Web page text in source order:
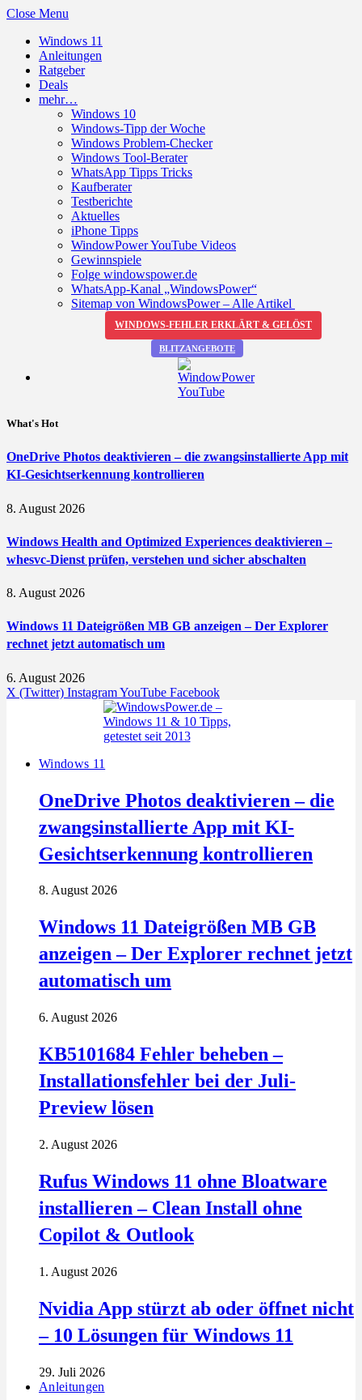
Close Menu
Windows 11
Anleitungen
Ratgeber
Deals
mehr…
Windows 10
Windows-Tipp der Woche
Windows Problem-Checker
Windows Tool-Berater
WhatsApp Tipps Tricks
Kaufberater
Testberichte
Aktuelles
iPhone Tipps
WindowPower YouTube Videos
Gewinnspiele
Folge windowspower.de
WhatsApp-Kanal „WindowsPower“
Sitemap von WindowsPower – Alle Artikel
WINDOWS-FEHLER ERKLÄRT & GELÖST
BLITZANGEBOTE
What's Hot
OneDrive Photos deaktivieren – die zwangsinstallierte App mit
KI-Gesichtserkennung kontrollieren
8. August 2026
Windows Health and Optimized Experiences deaktivieren –
whesvc-Dienst prüfen, verstehen und sicher abschalten
8. August 2026
Windows 11 Dateigrößen MB GB anzeigen – Der Explorer
rechnet jetzt automatisch um
6. August 2026
X (Twitter) InstagramYouTube Facebook
Windows 11
OneDrive Photos deaktivieren – die
zwangsinstallierte App mit KI-
Gesichtserkennung kontrollieren
8. August 2026
Windows 11 Dateigrößen MB GB
anzeigen – Der Explorer rechnet jetzt
automatisch um
6. August 2026
KB5101684 Fehler beheben –
Installationsfehler bei der Juli-
Preview lösen
2. August 2026
Rufus Windows 11 ohne Bloatware
installieren – Clean Install ohne
Copilot & Outlook
1. August 2026
Nvidia App stürzt ab oder öffnet nicht
– 10 Lösungen für Windows 11
29. Juli 2026
Anleitungen